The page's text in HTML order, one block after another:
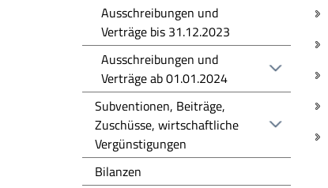
Ausschreibungen und
Verträge bis 31.12.2023
Ausschreibungen und
Verträge ab 01.01.2024
Subventionen, Beiträge,
Zuschüsse, wirtschaftliche
Vergünstigungen
Bilanzen